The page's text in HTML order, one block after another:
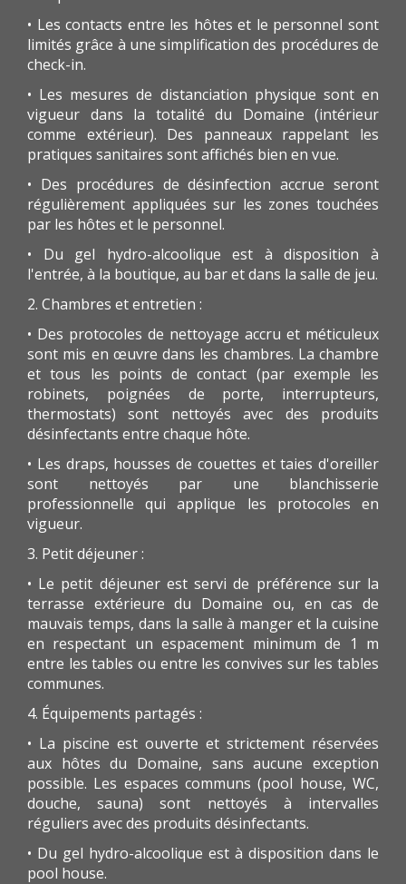
• Les contacts entre les hôtes et le personnel sont
limités grâce à une simplification des procédures de
check-in.
• Les mesures de distanciation physique sont en
vigueur dans la totalité du Domaine (intérieur
comme extérieur). Des panneaux rappelant les
pratiques sanitaires sont affichés bien en vue.
• Des procédures de désinfection accrue seront
régulièrement appliquées sur les zones touchées
par les hôtes et le personnel.
• Du gel hydro-alcoolique est à disposition à
l'entrée, à la boutique, au bar et dans la salle de jeu.
2. Chambres et entretien :
• Des protocoles de nettoyage accru et méticuleux
sont mis en œuvre dans les chambres. La chambre
et tous les points de contact (par exemple les
robinets, poignées de porte, interrupteurs,
thermostats) sont nettoyés avec des produits
désinfectants entre chaque hôte.
• Les draps, housses de couettes et taies d'oreiller
sont nettoyés par une blanchisserie
professionnelle qui applique les protocoles en
vigueur.
3. Petit déjeuner :
• Le petit déjeuner est servi de préférence sur la
terrasse extérieure du Domaine ou, en cas de
mauvais temps, dans la salle à manger et la cuisine
en respectant un espacement minimum de 1 m
entre les tables ou entre les convives sur les tables
communes.
4. Équipements partagés :
• La piscine est ouverte et strictement réservées
aux hôtes du Domaine, sans aucune exception
possible. Les espaces communs (pool house, WC,
douche, sauna) sont nettoyés à intervalles
réguliers avec des produits désinfectants.
• Du gel hydro-alcoolique est à disposition dans le
pool house.